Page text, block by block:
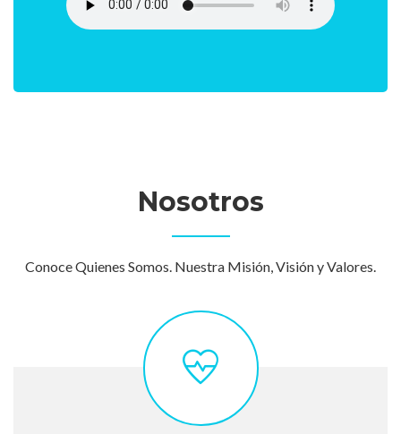
Nosotros
Conoce Quienes Somos. Nuestra Misión, Visión y Valores.